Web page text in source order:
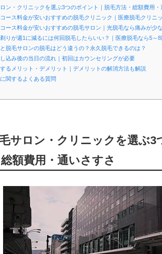
ン・クリニックを選ぶ3つのポイント｜脱毛方法・総額費用・
ース料金が安いおすすめの脱毛クリニック｜医療脱毛クリニ
ース料金が安いおすすめの脱毛サロン｜光脱毛なら痛みが少
りが週1に減るには何回脱毛したらいい？｜医療脱毛なら5～
脱毛サロンの脱毛はどう違うの？永久脱毛できるのは？
込み後の当日の流れ｜初回はカウンセリングが必要
るメリット・デメリット｜デメリットの解消方法も解説
関するよくある質問
サロン・クリニックを選ぶ3
額費用・通いさすさ